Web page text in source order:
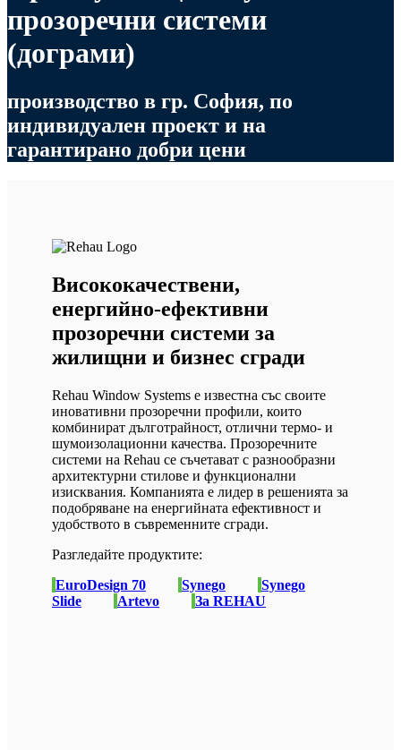
прозоречни системи
(дограми)
производство в гр. София, по
индивидуален проект и на
гарантирано добри цени
Висококачествени,
енергийно-ефективни
прозоречни системи за
жилищни и бизнес сгради
Rehau Window Systems е известна със своите
иновативни прозоречни профили, които
комбинират дълготрайност, отлични термо- и
шумоизолационни качества. Прозоречните
системи на Rehau се съчетават с разнообразни
архитектурни стилове и функционални
изисквания. Компанията е лидер в решенията за
подобряване на енергийната ефективност и
удобството в съвременните сгради.
Разгледайте продуктите:
EuroDesign 70
Synego
Synego
Slide
Artevo За REHAU